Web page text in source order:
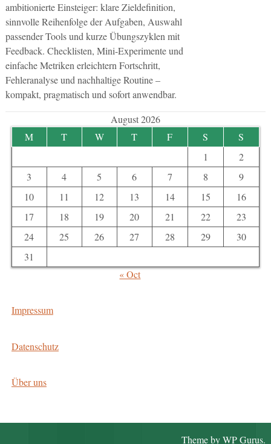
ambitionierte Einsteiger: klare Zieldefinition,
sinnvolle Reihenfolge der Aufgaben, Auswahl
passender Tools und kurze Übungszyklen mit
Feedback. Checklisten, Mini-Experimente und
einfache Metriken erleichtern Fortschritt,
Fehleranalyse und nachhaltige Routine –
kompakt, pragmatisch und sofort anwendbar.
August 2026
M
T W T F S
S
1
2
3
4 5 6 7 8
9
10
11 12 13 14 15
16
17
18 19 20 21 22
23
24
25 26 27 28 29
30
31
« Oct
Impressum
Datenschutz
Über uns
Theme byWP Gurus.